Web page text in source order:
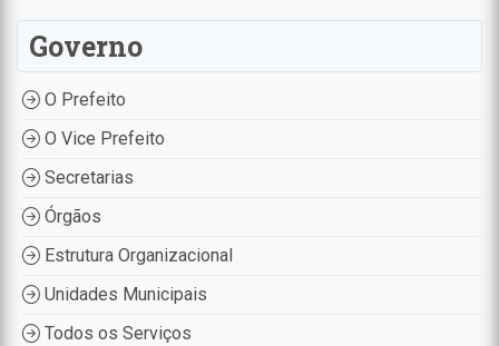
Governo
O Prefeito
O Vice Prefeito
Secretarias
Órgãos
Estrutura Organizacional
Unidades Municipais
Todos os Serviços